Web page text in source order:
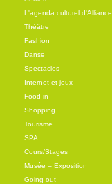
L'agenda culturel d'Alliance
Théâtre
Fashion
Danse
Spectacles
Internet et jeux
Food-in
Shopping
Tourisme
SPA
Cours/Stages
Musée – Exposition
Going out